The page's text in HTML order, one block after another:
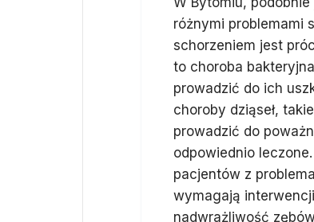
różnymi problemami
schorzeniem jest
to choroba
prowadzić do ich
choroby dziąseł,
prowadzić do
odpowiednio
pacjentów z
wymagają
nadwrażliwość